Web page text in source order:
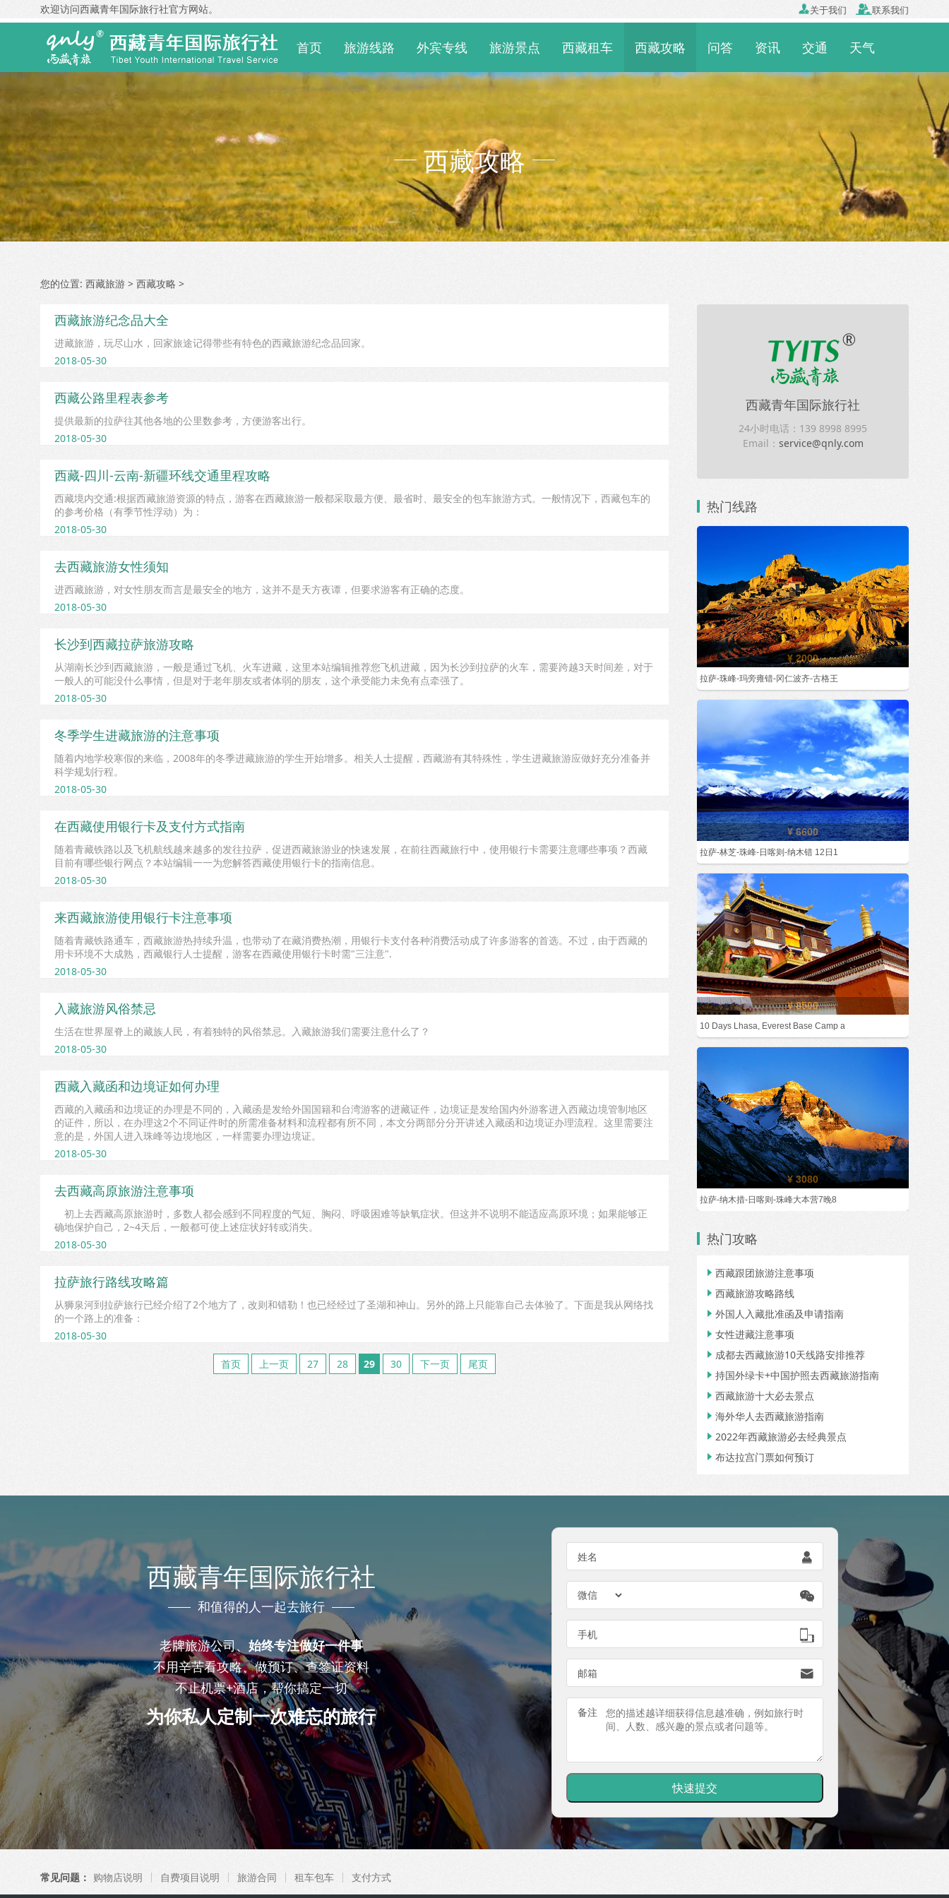
欢迎访问西藏青年国际旅行社官方网站。 关于我们 联系我们
首页 旅游线路 外宾专线 旅游景点 西藏租车 西藏攻略 问答 资讯 交通 天气
西藏攻略
您的位置: 西藏旅游 > 西藏攻略 >
西藏旅游纪念品大全
进藏旅游，玩尽山水，回家旅途记得带些有特色的西藏旅游纪念品回家。
2018-05-30
西藏公路里程表参考
提供最新的拉萨往其他各地的公里数参考，方便游客出行。
2018-05-30
西藏-四川-云南-新疆环线交通里程攻略
西藏境内交通:根据西藏旅游资源的特点，游客在西藏旅游一般都采取最方便、最省时、最安全的包车旅游方式。一般情况下，西藏包车的
的参考价格（有季节性浮动）为：
2018-05-30
去西藏旅游女性须知
进西藏旅游，对女性朋友而言是最安全的地方，这并不是天方夜谭，但要求游客有正确的态度。
2018-05-30
长沙到西藏拉萨旅游攻略
从湖南长沙到西藏旅游，一般是通过飞机、火车进藏，这里本站编辑推荐您飞机进藏，因为长沙到拉萨的火车，需要跨越3天时间差，对于
一般人的可能没什么事情，但是对于老年朋友或者体弱的朋友，这个承受能力未免有点牵强了。
2018-05-30
冬季学生进藏旅游的注意事项
随着内地学校寒假的来临，2008年的冬季进藏旅游的学生开始增多。相关人士提醒，西藏游有其特殊性，学生进藏旅游应做好充分准备并
科学规划行程。
2018-05-30
在西藏使用银行卡及支付方式指南
随着青藏铁路以及飞机航线越来越多的发往拉萨，促进西藏旅游业的快速发展，在前往西藏旅行中，使用银行卡需要注意哪些事项？西藏
目前有哪些银行网点？本站编辑一一为您解答西藏使用银行卡的指南信息。
2018-05-30
来西藏旅游使用银行卡注意事项
随着青藏铁路通车，西藏旅游热持续升温，也带动了在藏消费热潮，用银行卡支付各种消费活动成了许多游客的首选。不过，由于西藏的
用卡环境不大成熟，西藏银行人士提醒，游客在西藏使用银行卡时需"三注意".
2018-05-30
入藏旅游风俗禁忌
生活在世界屋脊上的藏族人民，有着独特的风俗禁忌。入藏旅游我们需要注意什么了？
2018-05-30
西藏入藏函和边境证如何办理
西藏的入藏函和边境证的办理是不同的，入藏函是发给外国国籍和台湾游客的进藏证件，边境证是发给国内外游客进入西藏边境管制地区
的证件，所以，在办理这2个不同证件时的所需准备材料和流程都有所不同，本文分两部分分开讲述入藏函和边境证办理流程。这里需要注
意的是，外国人进入珠峰等边境地区，一样需要办理边境证。
2018-05-30
去西藏高原旅游注意事项
初上去西藏高原旅游时，多数人都会感到不同程度的气短、胸闷、呼吸困难等缺氧症状。但这并不说明不能适应高原环境；如果能够正
确地保护自己，2~4天后，一般都可使上述症状好转或消失。
2018-05-30
拉萨旅行路线攻略篇
从狮泉河到拉萨旅行已经介绍了2个地方了，改则和错勒！也已经经过了圣湖和神山。另外的路上只能靠自己去体验了。下面是我从网络找
的一个路上的准备：
2018-05-30
首页 上一页 27 28 29 30 下一页 尾页
西藏青年国际旅行社
24小时电话：139 8998 8995
Email： service@qnly.com
热门线路
¥ 2000
拉萨-珠峰-玛旁雍错-冈仁波齐-古格王
¥ 6600
拉萨-林芝-珠峰-日喀则-纳木错 12日1
¥ 8500
10 Days Lhasa, Everest Base Camp a
¥ 3080
拉萨-纳木措-日喀则-珠峰大本营7晚8
热门攻略
 西藏跟团旅游注意事项
 西藏旅游攻略路线
 外国人入藏批准函及申请指南
 女性进藏注意事项
 成都去西藏旅游10天线路安排推荐
 持国外绿卡+中国护照去西藏旅游指南
 西藏旅游十大必去景点
 海外华人去西藏旅游指南
 2022年西藏旅游必去经典景点
 布达拉宫门票如何预订
西藏青年国际旅行社
和值得的人一起去旅行
老牌旅游公司、始终专注做好一件事
不用辛苦看攻略、做预订、查签证资料
不止机票+酒店，帮你搞定一切
为你私人定制一次难忘的旅行
姓名 

手机 
邮箱 
备注
常见问题： 购物店说明 自费项目说明 旅游合同 租车包车 支付方式